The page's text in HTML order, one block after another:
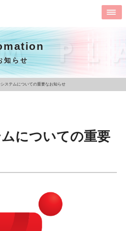
知らせ
ステムについての重要なお知らせ
についての重要